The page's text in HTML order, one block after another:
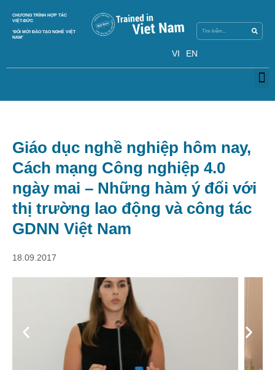
CHƯƠNG TRÌNH HỢP TÁC
VIỆT-ĐỨC
‘ĐỔI MỚI ĐÀO TẠO NGHỀ VIỆT
NAM’
VI EN
Giáo dục nghề nghiệp hôm nay,
Cách mạng Công nghiệp 4.0
ngày mai – Những hàm ý đối với
thị trường lao động và công tác
GDNN Việt Nam
18.09.2017
Previous Next